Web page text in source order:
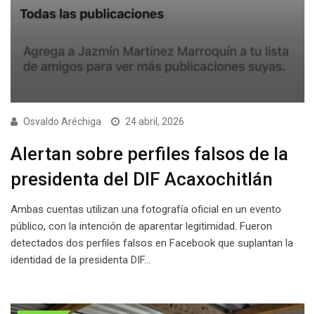
Osvaldo Aréchiga 24 abril, 2026
Alertan sobre perfiles falsos de la
presidenta del DIF Acaxochitlán
Ambas cuentas utilizan una fotografía oficial en un evento
público, con la intención de aparentar legitimidad. Fueron
detectados dos perfiles falsos en Facebook que suplantan la
identidad de la presidenta DIF…